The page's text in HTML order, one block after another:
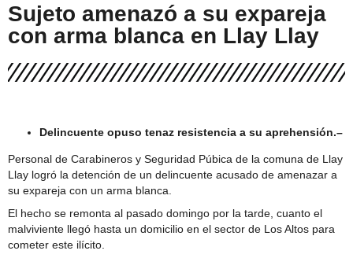
aportes y llaman a colaborar para este último mes
alcantarillado
Sujeto amenazó a su expareja
con arma blanca en Llay Llay
Delincuente opuso tenaz resistencia a su aprehensión.–
Personal de Carabineros y Seguridad Púbica de la comuna de Llay
Llay logró la detención de un delincuente acusado de amenazar a
su expareja con un arma blanca.
El hecho se remonta al pasado domingo por la tarde, cuanto el
malviviente llegó hasta un domicilio en el sector de Los Altos para
cometer este ilícito.